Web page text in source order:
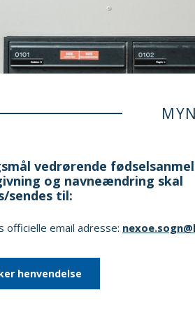
vedrørende
og navneændring skal
sendes til:
officielle email adresse:
henvendelse